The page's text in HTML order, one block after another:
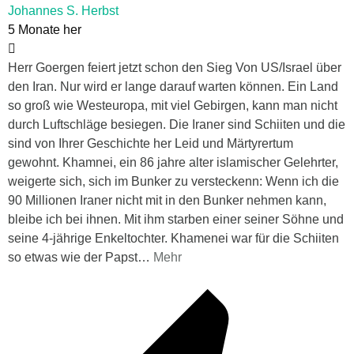
Johannes S. Herbst
5 Monate her
Herr Goergen feiert jetzt schon den Sieg Von US/Israel über
den Iran. Nur wird er lange darauf warten können. Ein Land
so groß wie Westeuropa, mit viel Gebirgen, kann man nicht
durch Luftschläge besiegen. Die Iraner sind Schiiten und die
sind von Ihrer Geschichte her Leid und Märtyrertum
gewohnt. Khamnei, ein 86 jahre alter islamischer Gelehrter,
weigerte sich, sich im Bunker zu versteckenn: Wenn ich die
90 Millionen Iraner nicht mit in den Bunker nehmen kann,
bleibe ich bei ihnen. Mit ihm starben einer seiner Söhne und
seine 4-jährige Enkeltochter. Khamenei war für die Schiiten
so etwas wie der Papst… Mehr